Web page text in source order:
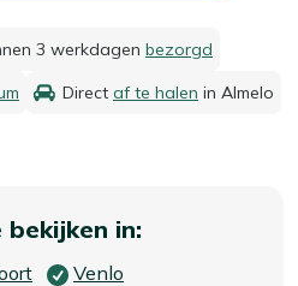
3 werkdagen bezorgd
Direct af te halen in Almelo
in:
Venlo